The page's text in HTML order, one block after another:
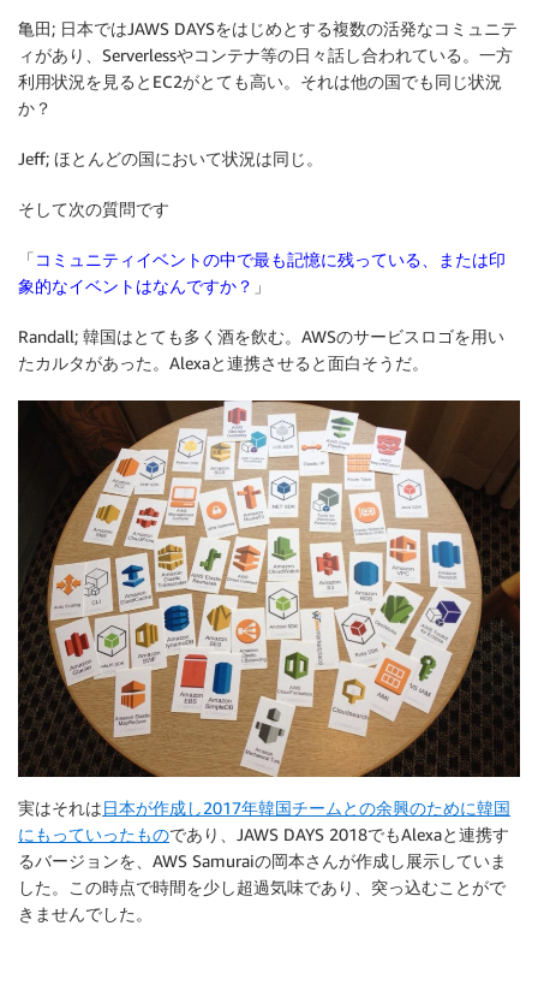
亀田; 日本ではJAWS DAYSをはじめとする複数の活発なコミュニテ
ィがあり、Serverlessやコンテナ等の日々話し合われている。一方
利用状況を見るとEC2がとても高い。それは他の国でも同じ状況
か？
Jeff; ほとんどの国において状況は同じ。
そして次の質問です
「コミュニティイベントの中で最も記憶に残っている、または印
象的なイベントはなんですか？ 」
Randall; 韓国はとても多く酒を飲む。AWSのサービスロゴを用い
たカルタがあった。Alexaと連携させると面白そうだ。
実はそれは日本が作成し2017年韓国チームとの余興のために韓国
にもっていったものであり、JAWS DAYS 2018でもAlexaと連携す
るバージョンを、AWS Samuraiの岡本さんが作成し展示していま
した。この時点で時間を少し超過気味であり、突っ込むことがで
きませんでした。